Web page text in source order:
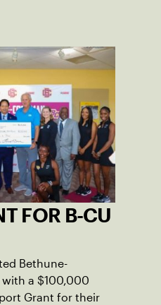
FOR B-CU
Bethune-
a $100,000
Grant for their